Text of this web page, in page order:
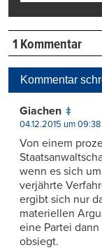
1 Kommentar
Kommentar
Giachen
04.12.2015 um 09:38
Von einem
wenn es sich
verjährte
ergibt sich nur
materiellen
eine Partei
obsiegt.